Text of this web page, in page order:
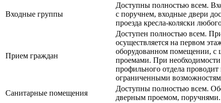
Входные группы
Доступны полностью всем.
с поручнем, входные двери
проезда кресла-коляски
Прием граждан
Доступен полностью всем.
осуществляется на первом
оборудованном помещении,
проемами. При необходимости
профильного отдела
ограниченными
Санитарные помещения
Доступны полностью всем.
дверным проемом, поручнями.